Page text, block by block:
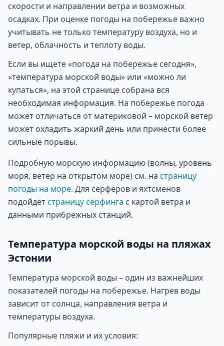
скорости и направлении ветра и возможных
осадках. При оценке погоды на побережье важно
учитывать не только температуру воздуха, но и
ветер, облачность и теплоту воды.
Если вы ищете «погода на побережье сегодня»,
«температура морской воды» или «можно ли
купаться», на этой странице собрана вся
необходимая информация. На побережье погода
может отличаться от материковой – морской ветер
может охладить жаркий день или принести более
сильные порывы.
Подробную морскую информацию (волны, уровень
моря, ветер на открытом море) см. на страницу
погоды на море. Для сёрферов и яхтсменов
подойдётстраницу сёрфинга с картой ветра и
данными прибрежных станций.
Температура морской воды на пляжах
Эстонии
Температура морской воды – один из важнейших
показателей погоды на побережье. Нагрев воды
зависит от солнца, направления ветра и
температуры воздуха.
Популярные пляжи и их условия: